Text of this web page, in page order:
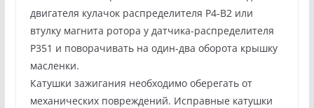
двигателя кулачок распределителя Р4-В2 или
втулку магнита ротора у датчика-распределителя
Р351 и поворачивать на один-два оборота крышку
масленки.
Катушки зажигания необходимо оберегать от
механических повреждений. Исправные катушки